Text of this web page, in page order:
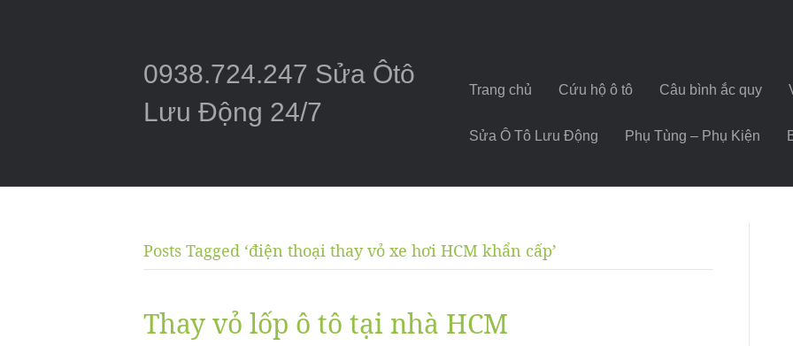
0938.724.247 Sửa Ôtô
Lưu Động 24/7
Trang chủ Cứu hộ ô tô Câu bình ắc quy
Sửa Ô Tô Lưu Động Phụ Tùng – Phụ Kiện
Posts Tagged ‘điện thoại thay vỏ xe hơi HCM khẩn cấp’
Thay vỏ lốp ô tô tại nhà HCM